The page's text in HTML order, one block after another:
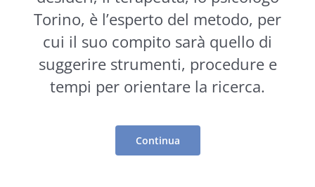
Torino, è l’esperto del metodo, per
cui il suo compito sarà quello di
suggerire strumenti, procedure e
tempi per orientare la ricerca.
Continua